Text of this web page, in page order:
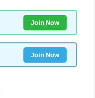
Join Now
Join Now